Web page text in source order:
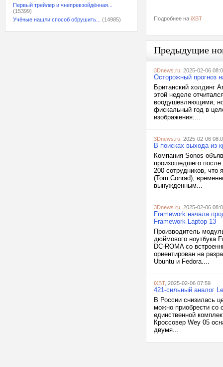
Первый трейлер и «непревзойдённая...
(15399)
Учёные нашли способ обрушить...
(14985) Подробнее на iXBT
Предыдущие
3Dnews.ru , 2025-02-06
Осторожный прогноз
Британский холдинг
этой неделе
воодушевляющими, но
фискальный год в
изображения:...
3Dnews.ru , 2025-02-06
В поисках выхода из
Компания Sonos
произошедшего
200 сотрудников, что
(Tom Conrad),
вынужденным...
3Dnews.ru , 2025-02-06
Framework начала
Framework Laptop 13
Производитель
дюймового ноутбука
DC-ROMA со
ориентирован на
Ubuntu и Fedora....
iXBT, 2025-02-06 07:59
421-сильный аналог
В России снизилась
можно приобрести со
единственной
Кроссовер Wey 05
двумя...